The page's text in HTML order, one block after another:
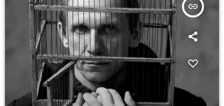
insert_link